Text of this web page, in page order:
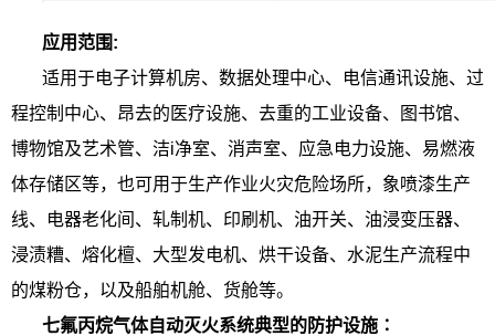
应用范围:
适用于电子计算机房、数据处理中心、电信通讯设施、过
程控制中心、昂去的医疗设施、去重的工业设备、图书馆、
博物馆及艺术管、洁i净室、消声室、应急电力设施、易燃液
体存储区等，也可用于生产作业火灾危险场所，象喷漆生产
线、电器老化间、轧制机、印刷机、油开关、油浸变压器、
浸渍糟、熔化檀、大型发电机、烘干设备、水泥生产流程中
的煤粉仓，以及船舶机舱、货舱等。
七氟丙烷气体自动灭火系统典型的防护设施∶